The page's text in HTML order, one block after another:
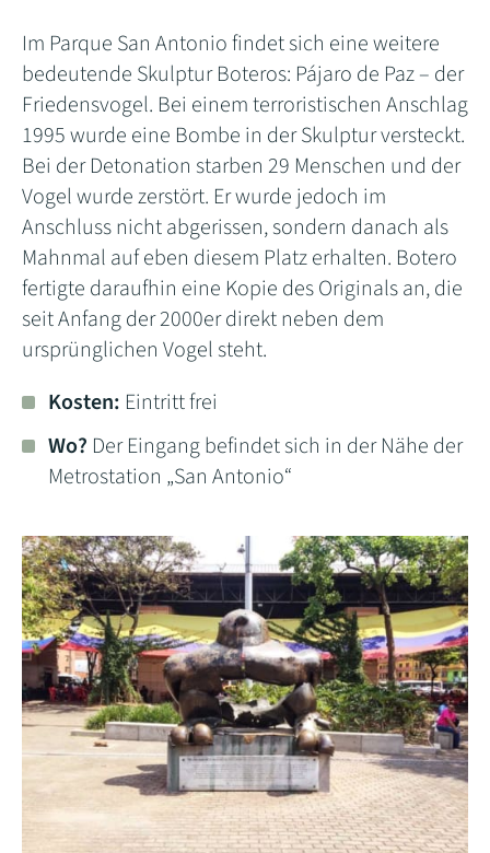
Im Parque San Antonio findet sich eine weitere
bedeutende Skulptur Boteros: Pájaro de Paz – der
Friedensvogel. Bei einem terroristischen Anschlag
1995 wurde eine Bombe in der Skulptur versteckt.
Bei der Detonation starben 29 Menschen und der
Vogel wurde zerstört. Er wurde jedoch im
Anschluss nicht abgerissen, sondern danach als
Mahnmal auf eben diesem Platz erhalten. Botero
fertigte daraufhin eine Kopie des Originals an, die
seit Anfang der 2000er direkt neben dem
ursprünglichen Vogel steht.
Kosten: Eintritt frei
Wo? Der Eingang befindet sich in der Nähe der
Metrostation „San Antonio“